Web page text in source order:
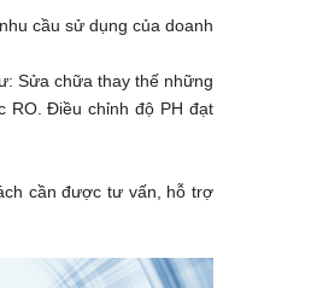
cầu sử dụng của doanh
Sửa chữa thay thế những
RO. Điều chỉnh độ PH đạt
cần được tư vấn, hỗ trợ